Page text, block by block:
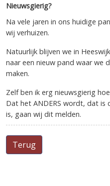
Nieuwsgierig?
Na vele jaren in ons huidige
wij verhuizen.
Natuurlijk blijven we in
naar een nieuw pand waar we
maken.
Zelf ben ik erg nieuwsgierig
Dat het ANDERS wordt, dat is
is, gaan wij dit melden.
Terug